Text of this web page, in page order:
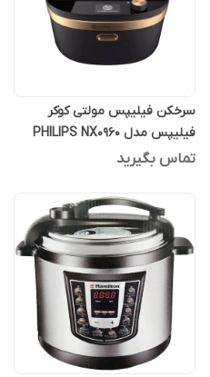
سرخکن فیلیپس مولتی کوکر
فیلیپس مدل PHILIPS NX0960
تماس بگیرید